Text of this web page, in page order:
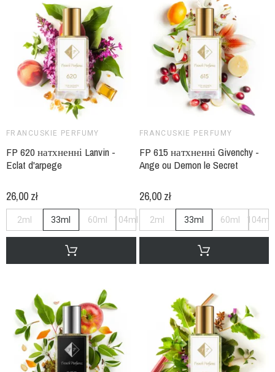
FRANCUSKIE PERFUMY
FP 620 натхненні Lanvin -
Eclat d'arpege
26,00 zł
2ml 33ml 60ml 104ml
FRANCUSKIE PERFUMY
FP 615 натхненні Givenchy -
Ange ou Demon le Secret
26,00 zł
2ml 33ml 60ml 104ml